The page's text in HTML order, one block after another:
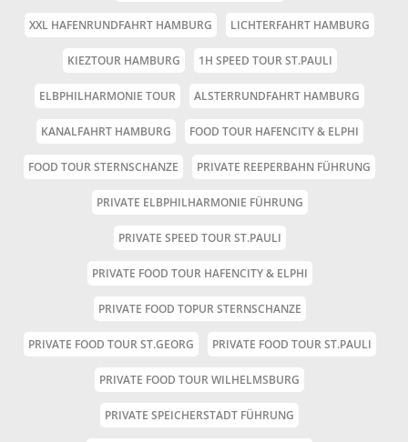
XXL HAFENRUNDFAHRT HAMBURG LICHTERFAHRT HAMBURG
KIEZTOUR HAMBURG 1H SPEED TOUR ST.PAULI
ELBPHILHARMONIE TOUR ALSTERRUNDFAHRT HAMBURG
KANALFAHRT HAMBURG FOOD TOUR HAFENCITY & ELPHI
FOOD TOUR STERNSCHANZE PRIVATE REEPERBAHN FÜHRUNG
PRIVATE ELBPHILHARMONIE FÜHRUNG
PRIVATE SPEED TOUR ST.PAULI
PRIVATE FOOD TOUR HAFENCITY & ELPHI
PRIVATE FOOD TOPUR STERNSCHANZE
PRIVATE FOOD TOUR ST.GEORG PRIVATE FOOD TOUR ST.PAULI
PRIVATE FOOD TOUR WILHELMSBURG
PRIVATE SPEICHERSTADT FÜHRUNG